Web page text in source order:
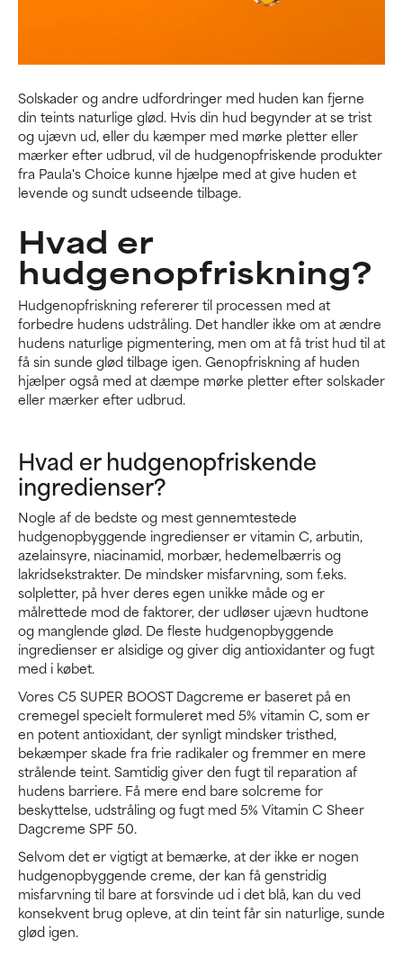
Solskader og andre udfordringer med huden kan fjerne
din teints naturlige glød. Hvis din hud begynder at se trist
og ujævn ud, eller du kæmper med mørke pletter eller
mærker efter udbrud, vil de hudgenopfriskende produkter
fra Paula's Choice kunne hjælpe med at give huden et
levende og sundt udseende tilbage.
Hvad er
hudgenopfriskning?
Hudgenopfriskning refererer til processen med at
forbedre hudens udstråling. Det handler ikke om at ændre
hudens naturlige pigmentering, men om at få trist hud til at
få sin sunde glød tilbage igen. Genopfriskning af huden
hjælper også med at dæmpe mørke pletter efter solskader
eller mærker efter udbrud.
Hvad er hudgenopfriskende
ingredienser?
Nogle af de bedste og mest gennemtestede
hudgenopbyggende ingredienser er vitamin C, arbutin,
azelainsyre, niacinamid, morbær, hedemelbærris og
lakridsekstrakter. De mindsker misfarvning, som f.eks.
solpletter, på hver deres egen unikke måde og er
målrettede mod de faktorer, der udløser ujævn hudtone
og manglende glød. De fleste hudgenopbyggende
ingredienser er alsidige og giver dig antioxidanter og fugt
med i købet.
Vores C5 SUPER BOOST Dagcreme er baseret på en
cremegel specielt formuleret med 5% vitamin C, som er
en potent antioxidant, der synligt mindsker tristhed,
bekæmper skade fra frie radikaler og fremmer en mere
strålende teint. Samtidig giver den fugt til reparation af
hudens barriere. Få mere end bare solcreme for
beskyttelse, udstråling og fugt med 5% Vitamin C Sheer
Dagcreme SPF 50.
Selvom det er vigtigt at bemærke, at der ikke er nogen
hudgenopbyggende creme, der kan få genstridig
misfarvning til bare at forsvinde ud i det blå, kan du ved
konsekvent brug opleve, at din teint får sin naturlige, sunde
glød igen.